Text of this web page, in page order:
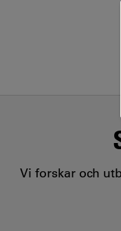
Vi forskar och